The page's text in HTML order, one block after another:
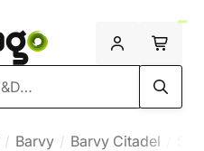
Barvy Barvy Citadel